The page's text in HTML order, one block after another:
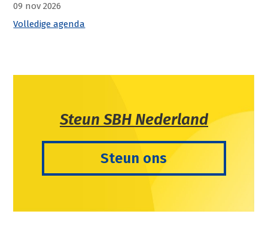
09 nov 2026
Volledige agenda
Steun SBH Nederland
Steun ons